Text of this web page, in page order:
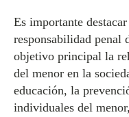
Es importante
responsabilidad penal
objetivo principal la
del menor en la
educación, la
individuales del